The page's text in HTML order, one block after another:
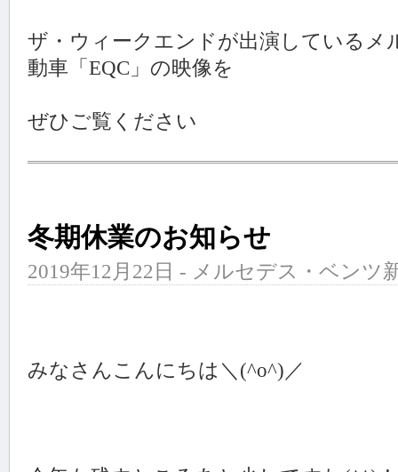
ザ・ウィークエンドが出演しているメ
動車「EQC」の映像を
ぜひご覧ください
冬期休業のお知らせ
2019年12月22日 - メルセデス・ベンツ
みなさんこんにちは＼(^o^)／